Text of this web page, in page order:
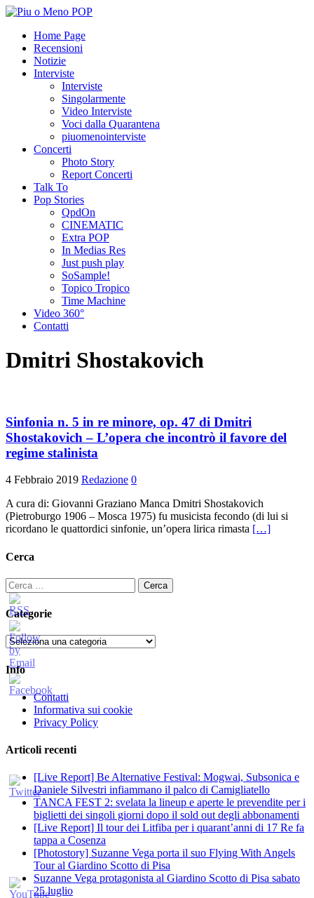
Home Page
Recensioni
Notizie
Interviste
Interviste
Singolarmente
Video Interviste
Voci dalla Quarantena
piuomenointerviste
Concerti
Photo Story
Report Concerti
Talk To
Pop Stories
QpdOn
CINEMATIC
Extra POP
In Medias Res
Just push play
SoSample!
Topico Tropico
Time Machine
Video 360°
Contatti
Dmitri Shostakovich
Sinfonia n. 5 in re minore, op. 47 di Dmitri
Shostakovich – L’opera che incontrò il favore del
regime stalinista
4 Febbraio 2019 Redazione 0
A cura di: Giovanni Graziano Manca Dmitri Shostakovich
(Pietroburgo 1906 – Mosca 1975) fu musicista fecondo (di lui si
ricordano le quattordici sinfonie, un’opera lirica rimasta […]
Cerca
Ricerca
per:
Categorie
Categorie
Info
Contatti
Informativa sui cookie
Privacy Policy
Articoli recenti
[Live Report] Be Alternative Festival: Mogwai, Subsonica e
Daniele Silvestri infiammano il palco di Camigliatello
TANCA FEST 2: svelata la lineup e aperte le prevendite per i
biglietti dei singoli giorni dopo il sold out degli abbonamenti
[Live Report] Il tour dei Litfiba per i quarant’anni di 17 Re fa
tappa a Cosenza
[Photostory] Suzanne Vega porta il suo Flying With Angels
Tour al Giardino Scotto di Pisa
Suzanne Vega protagonista al Giardino Scotto di Pisa sabato
25 luglio